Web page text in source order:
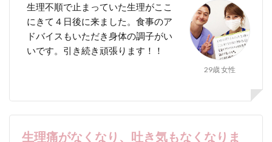
29歳 女性
生理不順で止まっていた生理がここ
にきて４日後に来ました。食事のア
ドバイスもいただき身体の調子がい
いです。引き続き頑張ります！！
生理痛がなくなり、吐き気もなくなりま